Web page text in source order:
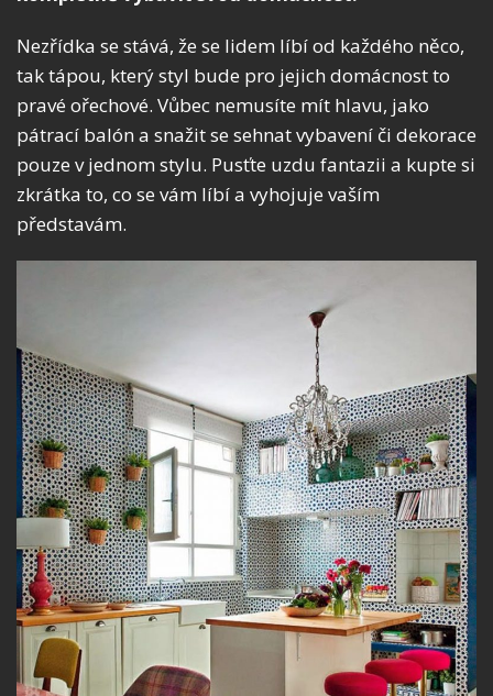
Nezřídka se stává, že se lidem líbí od každého něco,
tak tápou, který styl bude pro jejich domácnost to
pravé ořechové. Vůbec nemusíte mít hlavu, jako
pátrací balón a snažit se sehnat vybavení či dekorace
pouze v jednom stylu. Pusťte uzdu fantazii a kupte si
zkrátka to, co se vám líbí a vyhojuje vaším
představám.